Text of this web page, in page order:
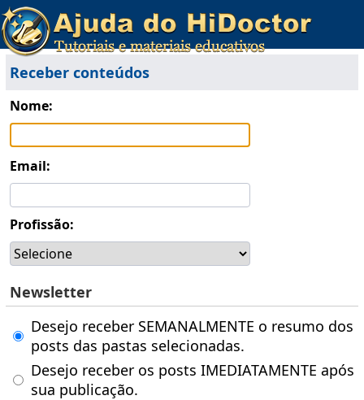
Receber conteúdos
Nome:
Email:
Profissão:
Newsletter
Desejo receber SEMANALMENTE o resumo dos
posts das pastas selecionadas.
Desejo receber os posts IMEDIATAMENTE após
sua publicação.